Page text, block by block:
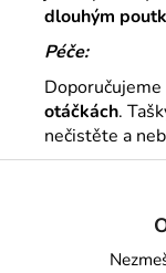
dlouhým
Péče:
Doporučujeme
otáčkách.
nečistěte a